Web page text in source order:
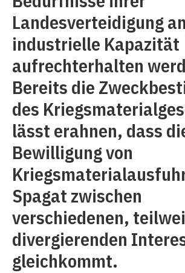
Landesverteidigung
industrielle Kapazität
aufrechterhalten
Bereits die
des
lässt erahnen, dass
Bewilligung von
Spagat zwischen
verschiedenen,
divergierenden
gleichkommt.